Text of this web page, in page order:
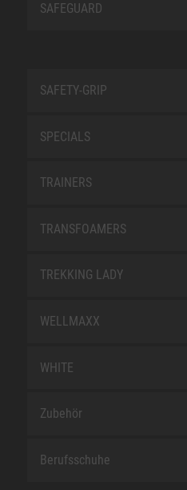
SAFEGUARD
SAFETY-GRIP
SPECIALS
TRAINERS
TRANSFOAMERS
TREKKING LADY
WELLMAXX
WHITE
Zubehör
Berufsschuhe